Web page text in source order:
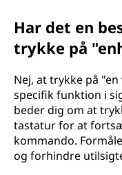
Har det en
trykke på
Nej, at trykke på
specifik funktion i
beder dig om at
tastatur for at
kommando.
og forhindre